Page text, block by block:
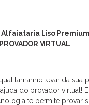
Alfaiataria Liso Premium
VIRTUAL
tamanho levar da sua
do provador virtual!
te permite provar